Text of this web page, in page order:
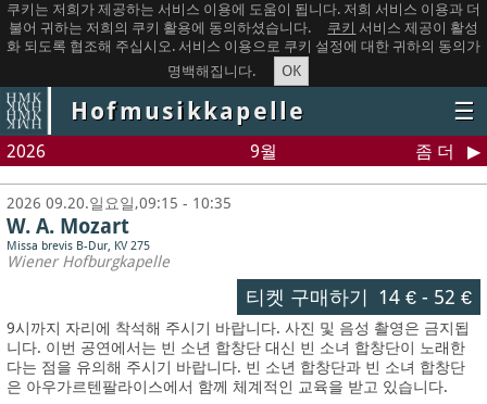
쿠키는 저희가 제공하는 서비스 이용에 도움이 됩니다. 저희 서비스 이용과 더
불어 귀하는 저희의 쿠키 활용에 동의하셨습니다.
쿠키 서비스 제공이 활성
화 되도록 협조해 주십시오. 서비스 이용으로 쿠키 설정에 대한 귀하의 동의가
명백해집니다.
OK
Hofmusikkapelle ☰
2026 9월 좀 더
2026 09.20.일요일,09:15 - 10:35
W. A. Mozart
Missa brevis B-Dur, KV 275
Wiener Hofburgkapelle
티켓 구매하기 14 €- 52 €
9시까지 자리에 착석해 주시기 바랍니다. 사진 및 음성 촬영은 금지됩
니다. 이번 공연에서는 빈 소년 합창단 대신 빈 소녀 합창단이 노래한
다는 점을 유의해 주시기 바랍니다. 빈 소년 합창단과 빈 소녀 합창단
은 아우가르텐팔라이스에서 함께 체계적인 교육을 받고 있습니다.